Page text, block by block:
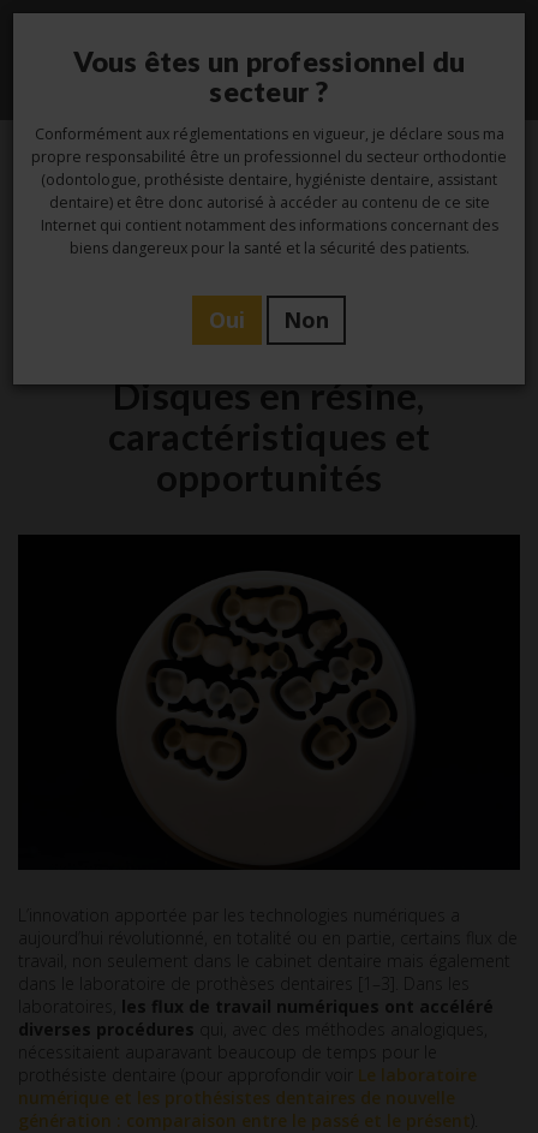
7
Sep
Laboratoire
Disques en résine,
caractéristiques et
opportunités
L’innovation apportée par les technologies numériques a
aujourd’hui révolutionné, en totalité ou en partie, certains flux de
travail, non seulement dans le cabinet dentaire mais également
dans le laboratoire de prothèses dentaires [1–3]. Dans les
laboratoires, les flux de travail numériques ont accéléré
diverses procédures qui, avec des méthodes analogiques,
nécessitaient auparavant beaucoup de temps pour le
prothésiste dentaire (pour approfondir voir Le laboratoire
numérique et les prothésistes dentaires de nouvelle
génération : comparaison entre le passé et le présent
Vous êtes un professionnel du
secteur ?
Conformément aux réglementations en vigueur, je déclare sous ma
propre responsabilité être un professionnel du secteur orthodontie
(odontologue, prothésiste dentaire, hygiéniste dentaire, assistant
dentaire) et être donc autorisé à accéder au contenu de ce site
Internet qui contient notamment des informations concernant des
biens dangereux pour la santé et la sécurité des patients.
Oui Non